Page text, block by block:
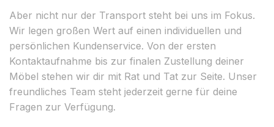
Aber nicht nur der Transport steht bei uns im Fokus.
Wir legen großen Wert auf einen individuellen und
persönlichen Kundenservice. Von der ersten
Kontaktaufnahme bis zur finalen Zustellung deiner
Möbel stehen wir dir mit Rat und Tat zur Seite. Unser
freundliches Team steht jederzeit gerne für deine
Fragen zur Verfügung.